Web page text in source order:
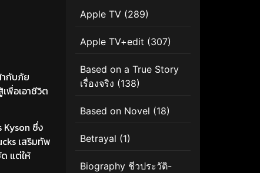
กับภัย
พื่อเอาชีวิต
Kyson ซึ่ง
เสริมทัพ
แต่ให้
Apple TV (289)
Apple TV+edit (307)
Based on a True Story
เรื่องจริง (138)
Based on Novel (18)
Betrayal (1)
Biography ชีวประวัติ-